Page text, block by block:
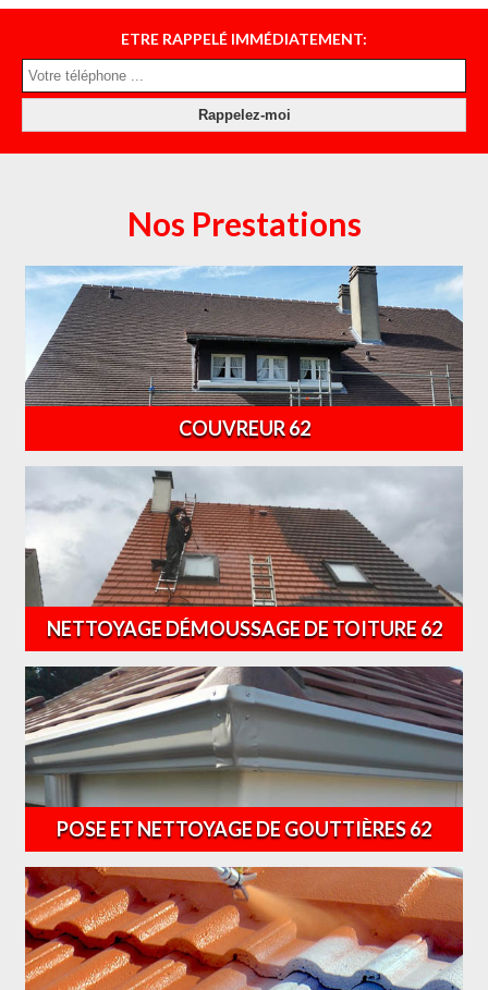
ETRE RAPPELÉ IMMÉDIATEMENT:
Nos Prestations
COUVREUR 62
NETTOYAGE DÉMOUSSAGE DE TOITURE 62
POSE ET NETTOYAGE DE GOUTTIÈRES 62